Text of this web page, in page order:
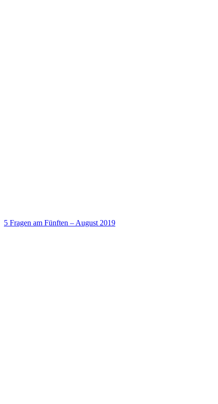
5 Fragen am Fünften – August 2019